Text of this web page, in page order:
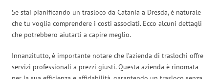
Se stai pianificando un trasloco da Catania a Dresda, è naturale
che tu voglia comprendere i costi associati. Ecco alcuni dettagli
che potrebbero aiutarti a capire meglio.
Innanzitutto, è importante notare che l’azienda di traslochi offre
servizi professionali a prezzi giusti. Questa azienda è rinomata